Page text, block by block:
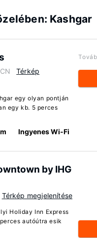
Kashgar
Térkép
egy olyan pontján
egy kb. 5 perces
Ingyenes Wi-Fi
by IHG
Térkép megjelenítése
Holiday Inn Express
autóútra esik